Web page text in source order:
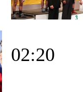
02:20